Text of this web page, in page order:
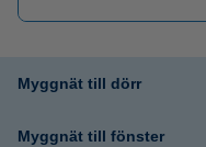
Myggnät till dörr
Myggnät till fönster